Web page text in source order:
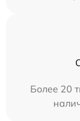
Более 20